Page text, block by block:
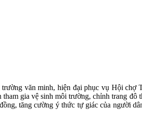
văn minh, hiện đại phục vụ Hội
gia vệ sinh môi trường, chỉnh trang đô
tăng cường ý thức tự giác của người